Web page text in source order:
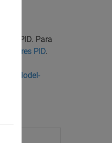
PID. Para
PID.
Model-